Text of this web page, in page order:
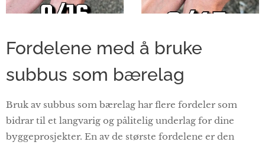
Fordelene med å bruke
subbus som bærelag
Bruk av subbus som bærelag har flere fordeler som
bidrar til et langvarig og pålitelig underlag for dine
byggeprosjekter. En av de største fordelene er den